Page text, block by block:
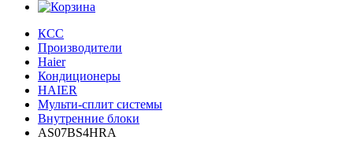
КСС
Производители
Haier
Кондиционеры
HAIER
Мульти-сплит системы
Внутренние блоки
AS07BS4HRA